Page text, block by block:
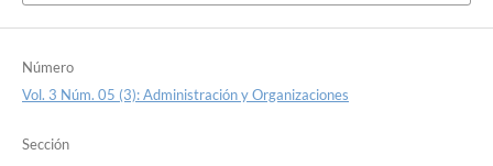
Número
Vol. 3 Núm. 05 (3): Administración y Organizaciones
Sección